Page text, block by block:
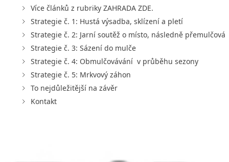
Více článků z rubriky ZAHRADA ZDE.
Strategie č. 1: Hustá výsadba, sklízení a pletí
Strategie č. 2: Jarní soutěž o místo, následně
Strategie č. 3: Sázení do mulče
Strategie č. 4: Obmulčovávání v průběhu sezony
Strategie č. 5: Mrkvový záhon
To nejdůležitější na závěr
Kontakt